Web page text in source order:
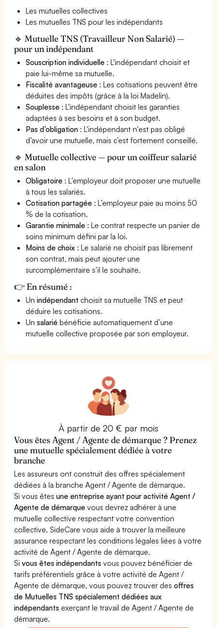
Les mutuelles collectives
Les mutuelles TNS pour les indépendants
🔹 Mutuelle TNS (Travailleur Non Salarié) —
pour un indépendant
Souscription individuelle : L'indépendant choisit et
paie lui-même sa mutuelle.
Fiscalité avantageuse : Les cotisations peuvent être
déduites des impôts (grâce à la loi Madelin).
Souplesse : L'indépendant choisit les garanties
adaptées à ses besoins et à son budget.
Pas d’obligation : L'indépendant n'est pas obligé
d’avoir une mutuelle, mais c’est fortement conseillé.
🔹 Mutuelle collective — pour un coiffeur salarié
en salon
Obligatoire : L’employeur doit proposer une mutuelle
à tous les salariés.
Cotisation partagée : L’employeur paie au moins 50
% de la cotisation.
Garantie minimale : Le contrat respecte un panier de
soins minimum défini par la loi.
Moins de choix : Le salarié ne choisit pas librement
son contrat, mais peut ajouter une
surcomplémentaire s’il le souhaite.
👉 En résumé :
Unindépendant choisit sa mutuelle TNS et peut
déduire les cotisations.
Unsalarié bénéficie automatiquement d’une
mutuelle collective proposée par son employeur.
À partir de 20 € par mois
Vous êtes Agent / Agente de démarque ? Prenez
une mutuelle spécialement dédiée à votre
branche
Les assureurs ont construit des offres spécialement
dédiées à la branche Agent / Agente de démarque.
Si vous êtesune entreprise ayant pour activité Agent /
Agente de démarque vous devrez adhérer à une
mutuelle collective respectant votre convention
collective. SideCare vous aide à trouver la meilleure
assurance respectant les conditions légales liées à votre
activité de Agent / Agente de démarque.
Sivous êtes indépendants vous pouvez bénéficier de
tarifs préférentiels grâce à votre activité de Agent /
Agente de démarque, vous pouvez trouver desoffres
de Mutuelles TNS spécialement dédiées aux
indépendants exerçant le travail de Agent / Agente de
démarque.